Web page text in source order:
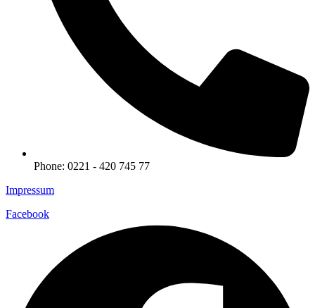
Phone: 0221 - 420 745 77
Impressum
Facebook